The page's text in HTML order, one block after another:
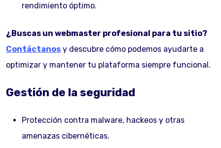
rendimiento óptimo.
¿Buscas un webmaster profesional para tu sitio?
Contáctanos y descubre cómo podemos ayudarte a
optimizar y mantener tu plataforma siempre funcional.
Gestión de la seguridad
Protección contra malware, hackeos y otras
amenazas cibernéticas.